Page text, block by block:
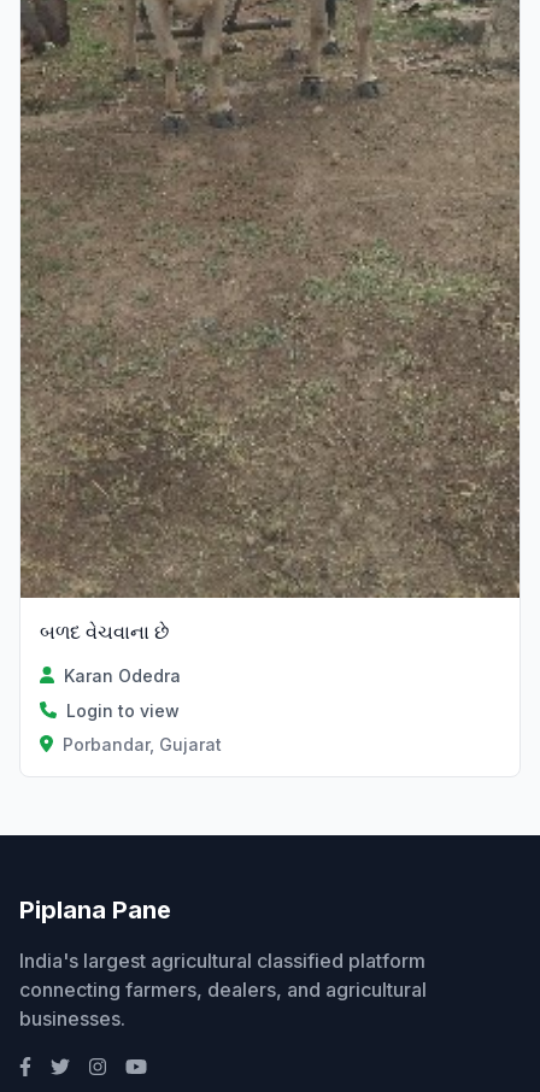
બળદ વેચવાના છે
Karan Odedra
Login to view
Porbandar, Gujarat
Piplana Pane
India's largest agricultural classified platform
connecting farmers, dealers, and agricultural
businesses.